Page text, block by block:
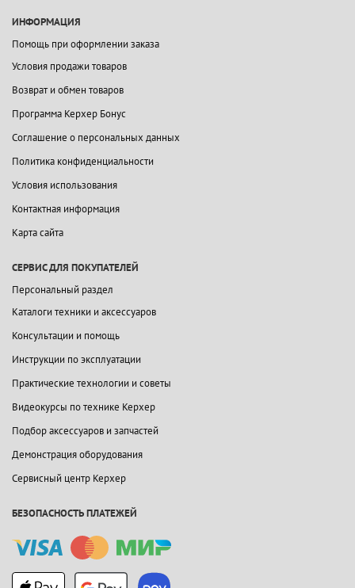
ИНФОРМАЦИЯ
Помощь при оформлении заказа
Условия продажи товаров
Возврат и обмен товаров
Программа Керхер Бонус
Соглашение о персональных данных
Политика конфиденциальности
Условия использования
Контактная информация
Карта сайта
СЕРВИС ДЛЯ ПОКУПАТЕЛЕЙ
Персональный раздел
Каталоги техники и аксессуаров
Консультации и помощь
Инструкции по эксплуатации
Практические технологии и советы
Видеокурсы по технике Керхер
Подбор аксессуаров и запчастей
Демонстрация оборудования
Сервисный центр Керхер
БЕЗОПАСНОСТЬ ПЛАТЕЖЕЙ